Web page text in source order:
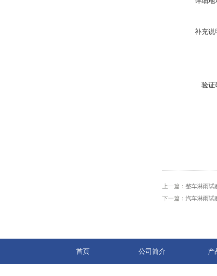
补充说
验证
上一篇： 整车淋雨试
下一篇： 汽车淋雨试
首页 公司简介 产